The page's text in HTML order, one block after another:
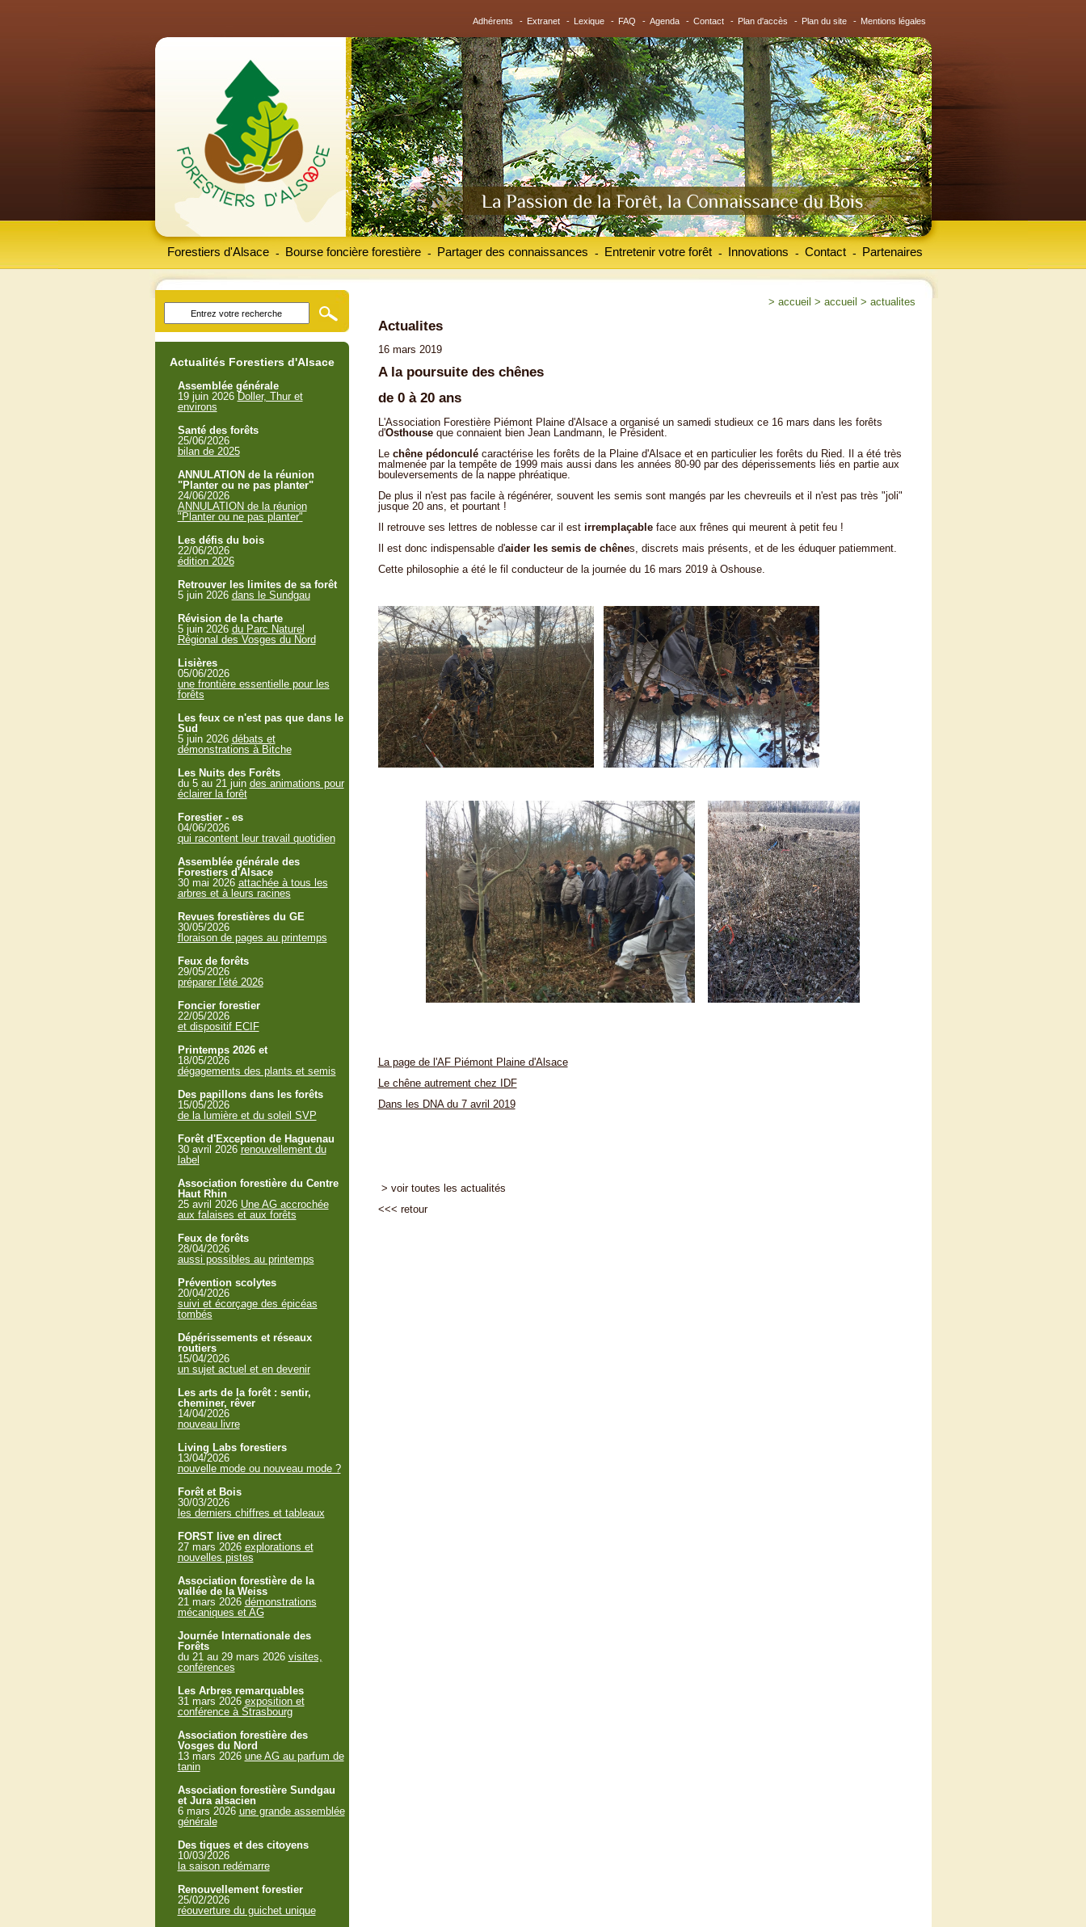
Adhérents - Extranet - Lexique - FAQ - Agenda - Contact - Plan d'accès - Plan du site - Mentions légales
Forestiers d'Alsace Bourse foncière forestière
- Partager des connaissances
- Entretenir votre forêt
- Innovations
- Contact
- Partenaires
-
> accueil > accueil > actualites
Actualites
16 mars 2019
A la poursuite des chênes
de 0 à 20 ans
L'Association Forestière Piémont Plaine d'Alsace a organisé un samedi studieux ce 16 mars dans les forêts
d'Osthouseque connaient bien Jean Landmann, le Président.
Le chêne pédonculécaractérise les forêts de la Plaine d'Alsace et en particulier les forêts du Ried. Il a été très
malmenée par la tempête de 1999 mais aussi dans les années 80-90 par des déperissements liés en partie aux
bouleversements de la nappe phréatique.
De plus il n'est pas facile à régénérer, souvent les semis sont mangés par les chevreuils et il n'est pas très "joli"
jusque 20 ans, et pourtant !
Il retrouve ses lettres de noblesse car il est irremplaçableface aux frênes qui meurent à petit feu !
Il est donc indispensable d'aider les semis de chênes, discrets mais présents, et de les éduquer patiemment.
Cette philosophie a été le fil conducteur de la journée du 16 mars 2019 à Oshouse.
La page de l'AF Piémont Plaine d'Alsace
Le chêne autrement chez IDF
Dans les DNA du 7 avril 2019
> voir toutes les actualités
<<< retour
Actualités Forestiers d'Alsace
Assemblée générale
19 juin 2026 Doller, Thur et
environs
Santé des forêts
25/06/2026
bilan de 2025
ANNULATION de la réunion
"Planter ou ne pas planter"
24/06/2026
ANNULATION de la réunion
"Planter ou ne pas planter"
Les défis du bois
22/06/2026
édition 2026
Retrouver les limites de sa forêt
5 juin 2026 dans le Sundgau
Révision de la charte
5 juin 2026 du Parc Naturel
Régional des Vosges du Nord
Lisières
05/06/2026
une frontière essentielle pour les
forêts
Les feux ce n'est pas que dans le
Sud
5 juin 2026 débats et
démonstrations à Bitche
Les Nuits des Forêts
du 5 au 21 juin des animations pour
éclairer la forêt
Forestier - es
04/06/2026
qui racontent leur travail quotidien
Assemblée générale des
Forestiers d'Alsace
30 mai 2026 attachée à tous les
arbres et à leurs racines
Revues forestières du GE
30/05/2026
floraison de pages au printemps
Feux de forêts
29/05/2026
préparer l'été 2026
Foncier forestier
22/05/2026
et dispositif ECIF
Printemps 2026 et
18/05/2026
dégagements des plants et semis
Des papillons dans les forêts
15/05/2026
de la lumière et du soleil SVP
Forêt d'Exception de Haguenau
30 avril 2026 renouvellement du
label
Association forestière du Centre
Haut Rhin
25 avril 2026 Une AG accrochée
aux falaises et aux forêts
Feux de forêts
28/04/2026
aussi possibles au printemps
Prévention scolytes
20/04/2026
suivi et écorçage des épicéas
tombés
Dépérissements et réseaux
routiers
15/04/2026
un sujet actuel et en devenir
Les arts de la forêt : sentir,
cheminer, rêver
14/04/2026
nouveau livre
Living Labs forestiers
13/04/2026
nouvelle mode ou nouveau mode ?
Forêt et Bois
30/03/2026
les derniers chiffres et tableaux
FORST live en direct
27 mars 2026 explorations et
nouvelles pistes
Association forestière de la
vallée de la Weiss
21 mars 2026 démonstrations
mécaniques et AG
Journée Internationale des
Forêts
du 21 au 29 mars 2026 visites,
conférences
Les Arbres remarquables
31 mars 2026 exposition et
conférence à Strasbourg
Association forestière des
Vosges du Nord
13 mars 2026 une AG au parfum de
tanin
Association forestière Sundgau
et Jura alsacien
6 mars 2026 une grande assemblée
générale
Des tiques et des citoyens
10/03/2026
la saison redémarre
Renouvellement forestier
25/02/2026
réouverture du guichet unique